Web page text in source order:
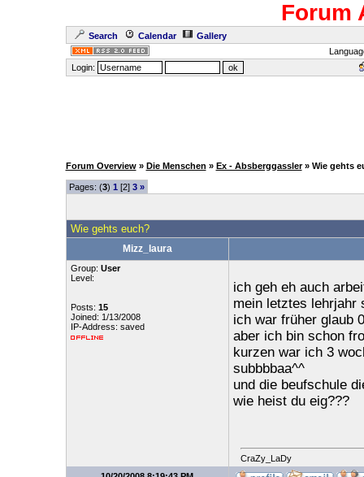
Forum
Search Calendar
Gallery
Login:
Forum Overview » Die Menschen » Ex - Absberggassler » Wie gehts
Pages: (3) 1 [2] 3 »
Wie gehts euch?
Mizz_laura
Group: User
Level:
Posts: 15
Joined: 1/13/2008
IP-Address: saved
ich geh eh auch
mein letztes lehrjahr
ich war früher glaub
aber ich bin schon
kurzen war ich 3
subbbbaa^^
und die beufschule
wie heist du eig???
CraZy_LaDy